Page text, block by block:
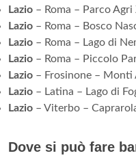
Lazio – Roma – Parco Agri
Lazio – Roma – Bosco
Lazio – Roma – Lago di
Lazio – Roma – Piccolo
Lazio – Frosinone – Monti
Lazio – Latina – Lago di
Lazio – Viterbo –
Dove si può fare